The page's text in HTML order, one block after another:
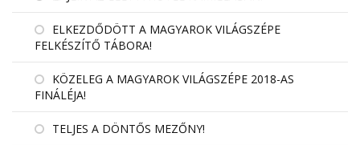
ELKEZDŐDÖTT A MAGYAROK VILÁGSZÉPE
FELKÉSZÍTŐ TÁBORA!
KÖZELEG A MAGYAROK VILÁGSZÉPE 2018-AS
FINÁLÉJA!
TELJES A DÖNTŐS MEZŐNY!